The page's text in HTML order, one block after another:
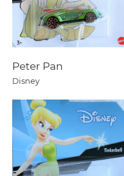
Peter Pan
Disney